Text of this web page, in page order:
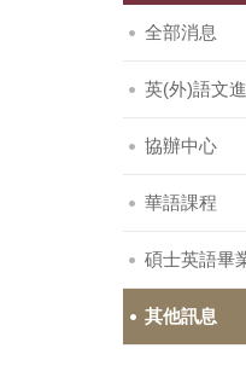
全部消息
英(外)語文
協辦中心
華語課程
碩士英語畢
其他訊息